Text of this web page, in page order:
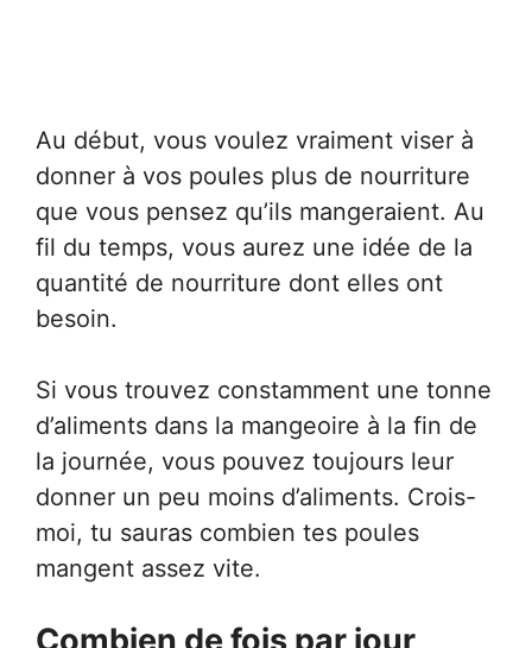
Au début, vous voulez vraiment viser à
donner à vos poules plus de nourriture
que vous pensez qu’ils mangeraient. Au
fil du temps, vous aurez une idée de la
quantité de nourriture dont elles ont
besoin.
Si vous trouvez constamment une tonne
d’aliments dans la mangeoire à la fin de
la journée, vous pouvez toujours leur
donner un peu moins d’aliments. Crois-
moi, tu sauras combien tes poules
mangent assez vite.